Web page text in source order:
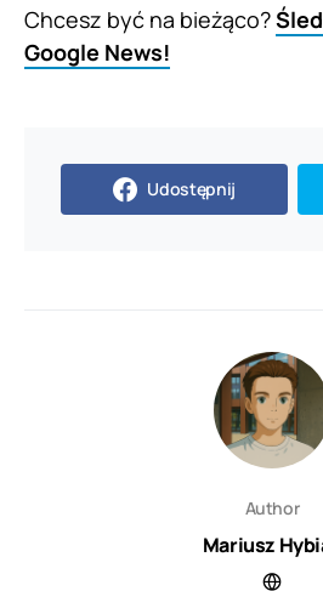
Chcesz być na bieżąco?
Google News!
Udostępnij
Author
Mariusz